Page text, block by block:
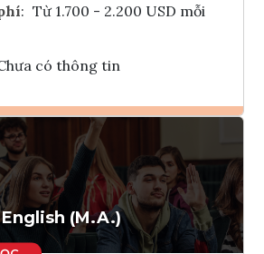
: Từ 1.700 - 2.200 USD mỗi
có thông tin
Ghi danh
Tham vấn Interlink
English (M.A.)